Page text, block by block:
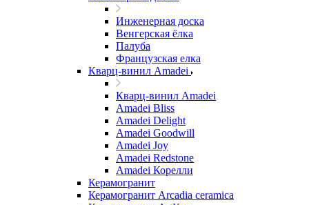
Инженерная доска
Венгерская ёлка
Палуба
Французская елка
Кварц-винил Amadei
Кварц-винил Amadei
Amadei Bliss
Amadei Delight
Amadei Goodwill
Amadei Joy
Amadei Redstone
Amadei Корелли
Керамогранит
Керамогранит Arcadia ceramica